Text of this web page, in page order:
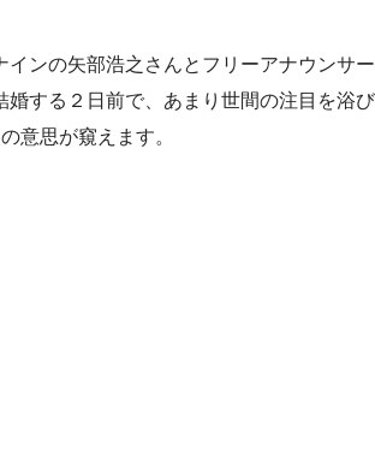
インの矢部浩之さんとフリーアナウンサー
婚する２日前で、あまり世間の注目を浴び
意思が窺えます。